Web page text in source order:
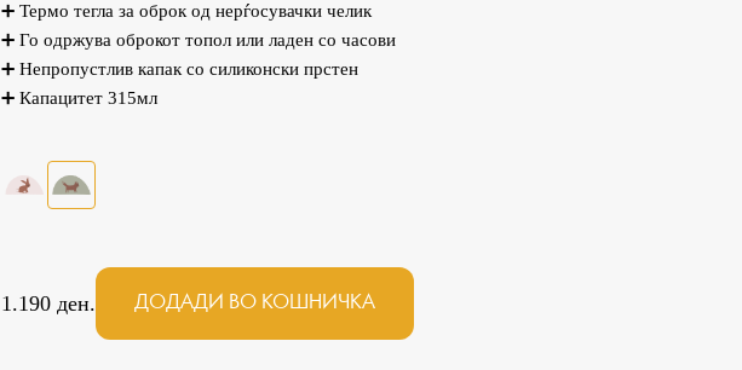
➕ Термо тегла за оброк од нерѓосувачки челик
➕ Го одржува оброкот топол или ладен со часови
➕ Непропустлив капак со силиконски прстен
➕ Капацитет 315мл
1.190 ден. ДОДАДИ ВО КОШНИЧКА